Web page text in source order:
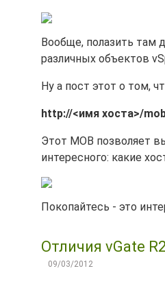
Вообще, полазить там
различных объектов
Ну а пост этот о том,
http://<имя хоста>/
Этот MOB позволяет
интересного: какие
Покопайтесь - это
Отличия vGate
09/03/2012